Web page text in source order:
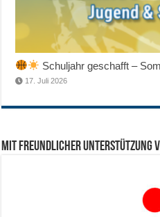
Schuljahr geschafft –
17. Juli 2026
Mit freundlicher Unterstützung